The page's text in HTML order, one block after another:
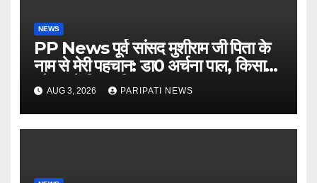
NEWS
PP News पूर्व सांसद मुशीराम जी पिता के
नाम से मेरी पहचान: डा0 अर्चना पाल, किसान
चौपाल में दिया परिचय
AUG 3, 2026 PARIPATI NEWS